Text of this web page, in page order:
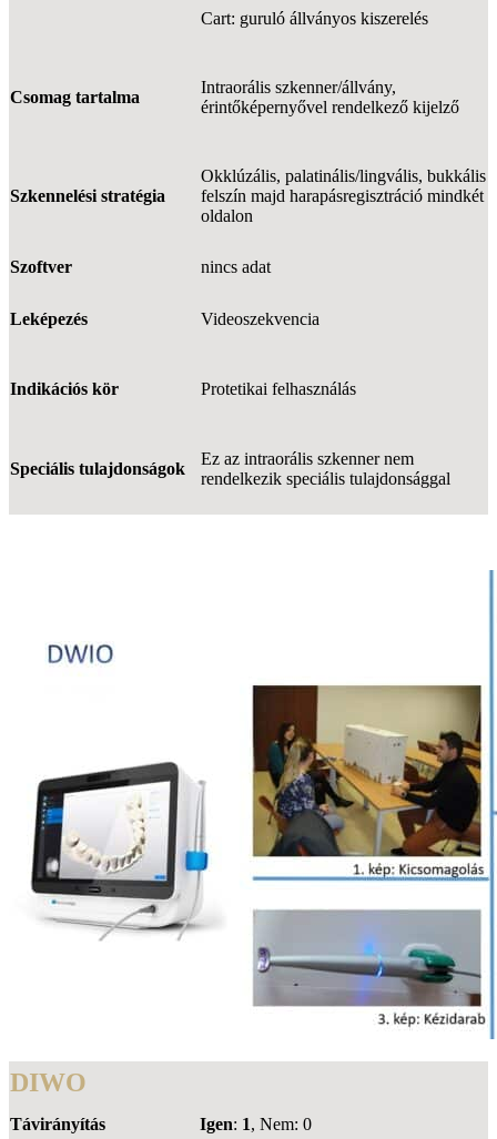
Cart: guruló állványos kiszerelés
Csomag tartalma
Intraorális szkenner/állvány,
érintőképernyővel rendelkező kijelző
Szkennelési stratégia
Okklúzális, palatinális/lingvális, bukkális
felszín majd harapásregisztráció mindkét
oldalon
Szoftver nincs adat
Leképezés Videoszekvencia
Indikációs kör Protetikai felhasználás
Speciális tulajdonságok
Ez az intraorális szkenner nem
rendelkezik speciális tulajdonsággal
DIWO
Távirányítás Igen: 1, Nem: 0